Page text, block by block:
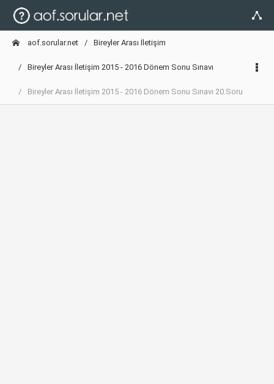
aof.sorular.net Bireyler Arası İletişim
Bireyler Arası İletişim 2015 - 2016 Dönem Sonu Sınavı
Bireyler Arası İletişim 2015 - 2016 Dönem Sonu Sınavı 20.Soru